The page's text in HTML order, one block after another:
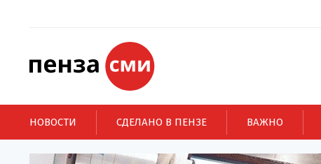
НОВОСТИ СДЕЛАНО В ПЕНЗЕ ВАЖНО